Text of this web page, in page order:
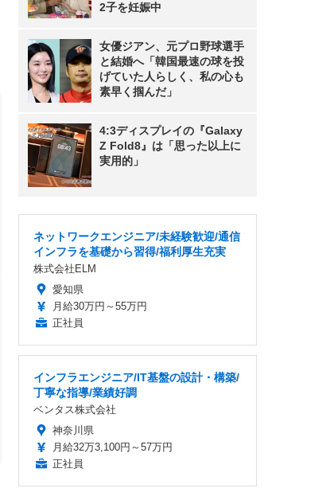
2子を妊娠中
女優ジアン、元プロ野球選手
と結婚へ「韓国最速の球を投
げていた人らしく、私の心も
素早く掴んだ」
4:3ディスプレイの『Galaxy
Z Fold8』は「思った以上に
実用的」
ネットワークエンジニア/未経験歓迎/通信
インフラを基礎から習得/福利厚生充実
株式会社ELM
愛知県
月給30万円～55万円
正社員
インフラエンジニア/IT基盤の設計・構築/
丁寧な指導/業績好調
ベンタス株式会社
神奈川県
月給32万3,100円～57万円
正社員